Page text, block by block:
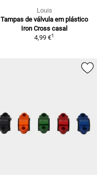
Louis
Tampas de válvula em plástico
Iron Cross casal
4,99 €1